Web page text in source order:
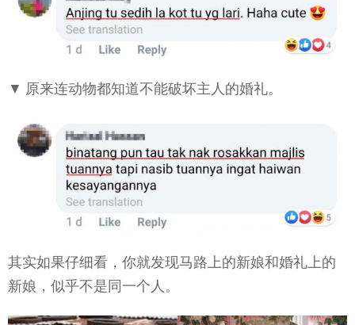
▼ 原来连动物都知道不能破坏主人的婚礼。
其实如果仔细看，你就发现马路上的新娘和婚礼上的
新娘，似乎不是同一个人。